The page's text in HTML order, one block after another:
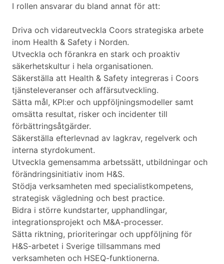
I rollen ansvarar du bland annat för att:
Driva och vidareutveckla Coors strategiska arbete
inom Health & Safety i Norden.
Utveckla och förankra en stark och proaktiv
säkerhetskultur i hela organisationen.
Säkerställa att Health & Safety integreras i Coors
tjänsteleveranser och affärsutveckling.
Sätta mål, KPI:er och uppföljningsmodeller samt
omsätta resultat, risker och incidenter till
förbättringsåtgärder.
Säkerställa efterlevnad av lagkrav, regelverk och
interna styrdokument.
Utveckla gemensamma arbetssätt, utbildningar och
förändringsinitiativ inom H&S.
Stödja verksamheten med specialistkompetens,
strategisk vägledning och best practice.
Bidra i större kundstarter, upphandlingar,
integrationsprojekt och M&A-processer.
Sätta riktning, prioriteringar och uppföljning för
H&S-arbetet i Sverige tillsammans med
verksamheten och HSEQ-funktionerna.